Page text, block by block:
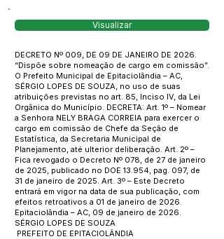
Visualizar
DECRETO Nº 009, DE 09 DE JANEIRO DE 2026.
“Dispõe sobre nomeação de cargo em comissão”.
O Prefeito Municipal de Epitaciolândia – AC,
SÉRGIO LOPES DE SOUZA, no uso de suas
atribuições previstas no art. 85, Inciso IV, da Lei
Orgânica do Município. DECRETA: Art. 1º – Nomear
a Senhora NELY BRAGA CORREIA para exercer o
cargo em comissão de Chefe da Seção de
Estatística, da Secretaria Municipal de
Planejamento, até ulterior deliberação. Art. 2º –
Fica revogado o Decreto Nº 078, de 27 de janeiro
de 2025, publicado no DOE 13.954, pag. 097, de
31 de janeiro de 2025. Art. 3º – Este Decreto
entrará em vigor na data de sua publicação, com
efeitos retroativos a 01 de janeiro de 2026.
Epitaciolândia – AC, 09 de janeiro de 2026.
SÉRGIO LOPES DE SOUZA
PREFEITO DE EPITACIOLÂNDIA